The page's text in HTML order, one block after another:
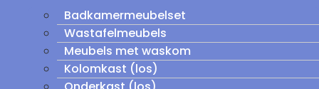
Badkamermeubelset
Wastafelmeubels
Meubels met waskom
Kolomkast (los)